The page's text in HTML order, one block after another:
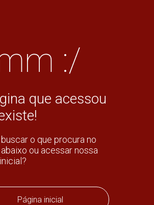
:/
que acessou
o que procura no
ou acessar nossa
Página inicial